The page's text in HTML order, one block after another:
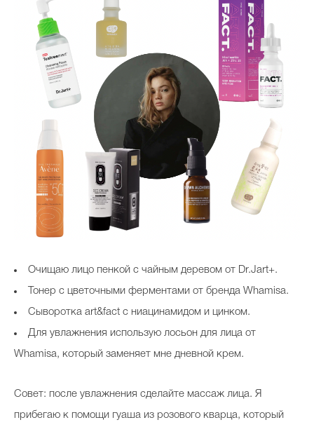
Викторины
Очищаю лицо пенкой с чайным деревом от Dr.Jart+.
Тонер с цветочными ферментами от бренда Whamisa.
Сыворотка art&fact с ниацинамидом и цинком.
Для увлажнения использую лосьон для лица от
Whamisa, который заменяет мне дневной крем.
Совет: после увлажнения сделайте массаж лица. Я
прибегаю к помощи гуаша из розового кварца, который